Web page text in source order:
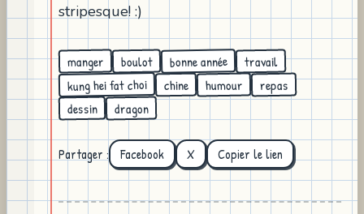
stripesque! :)
manger boulot bonne année travail
kung hei fat choi chine humour repas
dessin dragon
Partager : Facebook X Copier le lien